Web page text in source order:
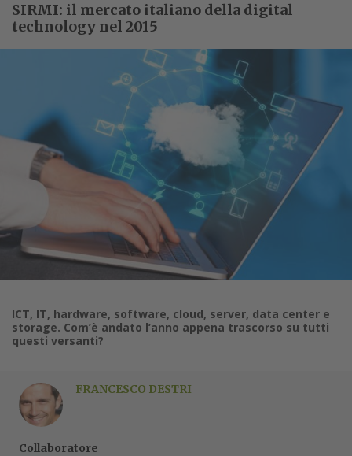
SIRMI: il mercato italiano della digital
technology nel 2015
ICT, IT, hardware, software, cloud, server, data center e
storage. Com’è andato l’anno appena trascorso su tutti
questi versanti?
FRANCESCO DESTRI
Collaboratore